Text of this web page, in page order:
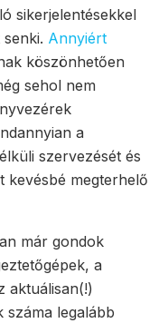
sikerjelentésekkel
Annyiért
köszönhetően
sehol nem
a
szervezését és
kevésbé megterhelő
már gondok
a
aktuálisan(!)
legalább